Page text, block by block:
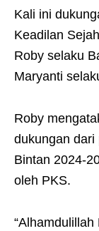
Kali ini
Keadilan
Roby selaku
Maryanti
Roby
dukungan dari
Bintan 2024-
oleh PKS.